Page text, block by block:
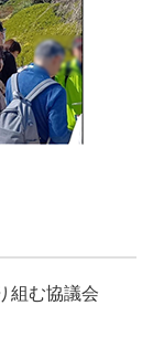
組む協議会